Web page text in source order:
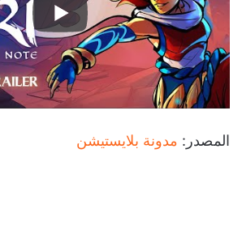
المصدر: مدونة بلايستيشن